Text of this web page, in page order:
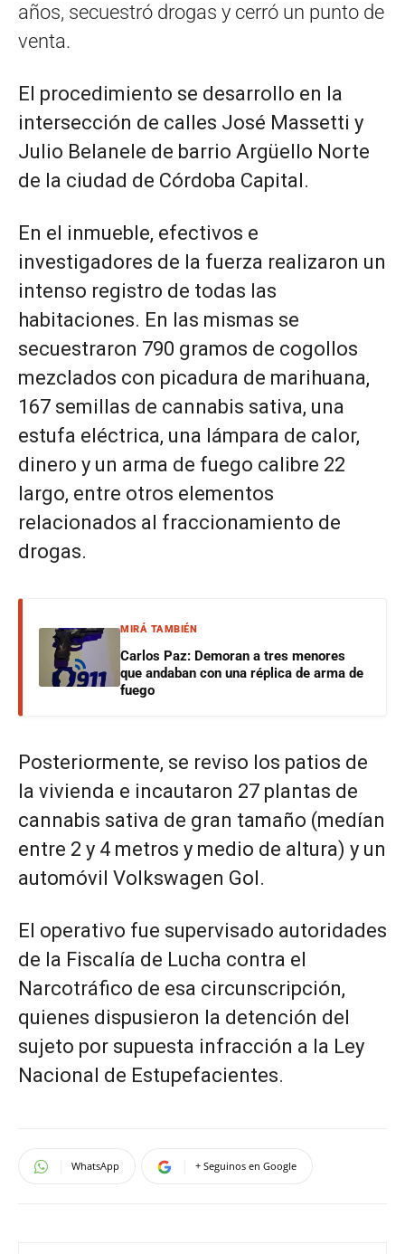
años, secuestró drogas y cerró un punto de
venta.
El procedimiento se desarrollo en la
intersección de calles José Massetti y
Julio Belanele de barrio Argüello Norte
de la ciudad de Córdoba Capital.
En el inmueble, efectivos e
investigadores de la fuerza realizaron un
intenso registro de todas las
habitaciones. En las mismas se
secuestraron 790 gramos de cogollos
mezclados con picadura de marihuana,
167 semillas de cannabis sativa, una
estufa eléctrica, una lámpara de calor,
dinero y un arma de fuego calibre 22
largo, entre otros elementos
relacionados al fraccionamiento de
drogas.
MIRÁ TAMBIÉN
Carlos Paz: Demoran a tres menores
que andaban con una réplica de arma de
fuego
Posteriormente, se reviso los patios de
la vivienda e incautaron 27 plantas de
cannabis sativa de gran tamaño (medían
entre 2 y 4 metros y medio de altura) y un
automóvil Volkswagen Gol.
El operativo fue supervisado autoridades
de la Fiscalía de Lucha contra el
Narcotráfico de esa circunscripción,
quienes dispusieron la detención del
sujeto por supuesta infracción a la Ley
Nacional de Estupefacientes.
WhatsApp + Seguinos en Google